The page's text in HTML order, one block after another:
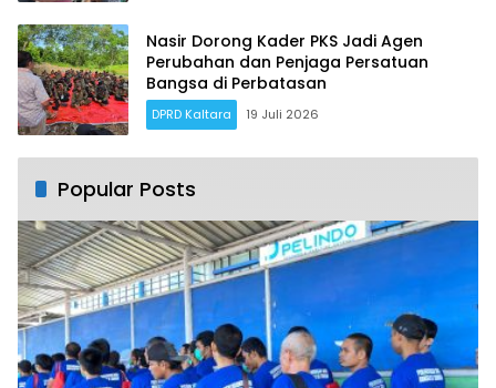
Nasir Dorong Kader PKS Jadi Agen
Perubahan dan Penjaga Persatuan
Bangsa di Perbatasan
DPRD Kaltara 19 Juli 2026
Popular Posts